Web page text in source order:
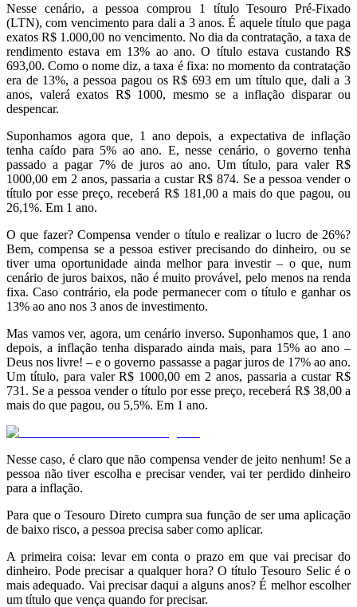
Nesse cenário, a pessoa comprou 1 título Tesouro Pré-Fixado
(LTN), com vencimento para dali a 3 anos. É aquele título que paga
exatos R$ 1.000,00 no vencimento. No dia da contratação, a taxa de
rendimento estava em 13% ao ano. O título estava custando R$
693,00. Como o nome diz, a taxa é fixa: no momento da contratação
era de 13%, a pessoa pagou os R$ 693 em um título que, dali a 3
anos, valerá exatos R$ 1000, mesmo se a inflação disparar ou
despencar.
Suponhamos agora que, 1 ano depois, a expectativa de inflação
tenha caído para 5% ao ano. E, nesse cenário, o governo tenha
passado a pagar 7% de juros ao ano. Um título, para valer R$
1000,00 em 2 anos, passaria a custar R$ 874. Se a pessoa vender o
título por esse preço, receberá R$ 181,00 a mais do que pagou, ou
26,1%. Em 1 ano.
O que fazer? Compensa vender o título e realizar o lucro de 26%?
Bem, compensa se a pessoa estiver precisando do dinheiro, ou se
tiver uma oportunidade ainda melhor para investir – o que, num
cenário de juros baixos, não é muito provável, pelo menos na renda
fixa. Caso contrário, ela pode permanecer com o título e ganhar os
13% ao ano nos 3 anos de investimento.
Mas vamos ver, agora, um cenário inverso. Suponhamos que, 1 ano
depois, a inflação tenha disparado ainda mais, para 15% ao ano –
Deus nos livre! – e o governo passasse a pagar juros de 17% ao ano.
Um título, para valer R$ 1000,00 em 2 anos, passaria a custar R$
731. Se a pessoa vender o título por esse preço, receberá R$ 38,00 a
mais do que pagou, ou 5,5%. Em 1 ano.
Nesse caso, é claro que não compensa vender de jeito nenhum! Se a
pessoa não tiver escolha e precisar vender, vai ter perdido dinheiro
para a inflação.
Para que o Tesouro Direto cumpra sua função de ser uma aplicação
de baixo risco, a pessoa precisa saber como aplicar.
A primeira coisa: levar em conta o prazo em que vai precisar do
dinheiro. Pode precisar a qualquer hora? O título Tesouro Selic é o
mais adequado. Vai precisar daqui a alguns anos? É melhor escolher
um título que vença quando for precisar.